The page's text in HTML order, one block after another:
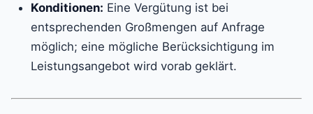
Konditionen: Eine Vergütung ist bei
entsprechenden Großmengen auf Anfrage
möglich; eine mögliche Berücksichtigung im
Leistungsangebot wird vorab geklärt.